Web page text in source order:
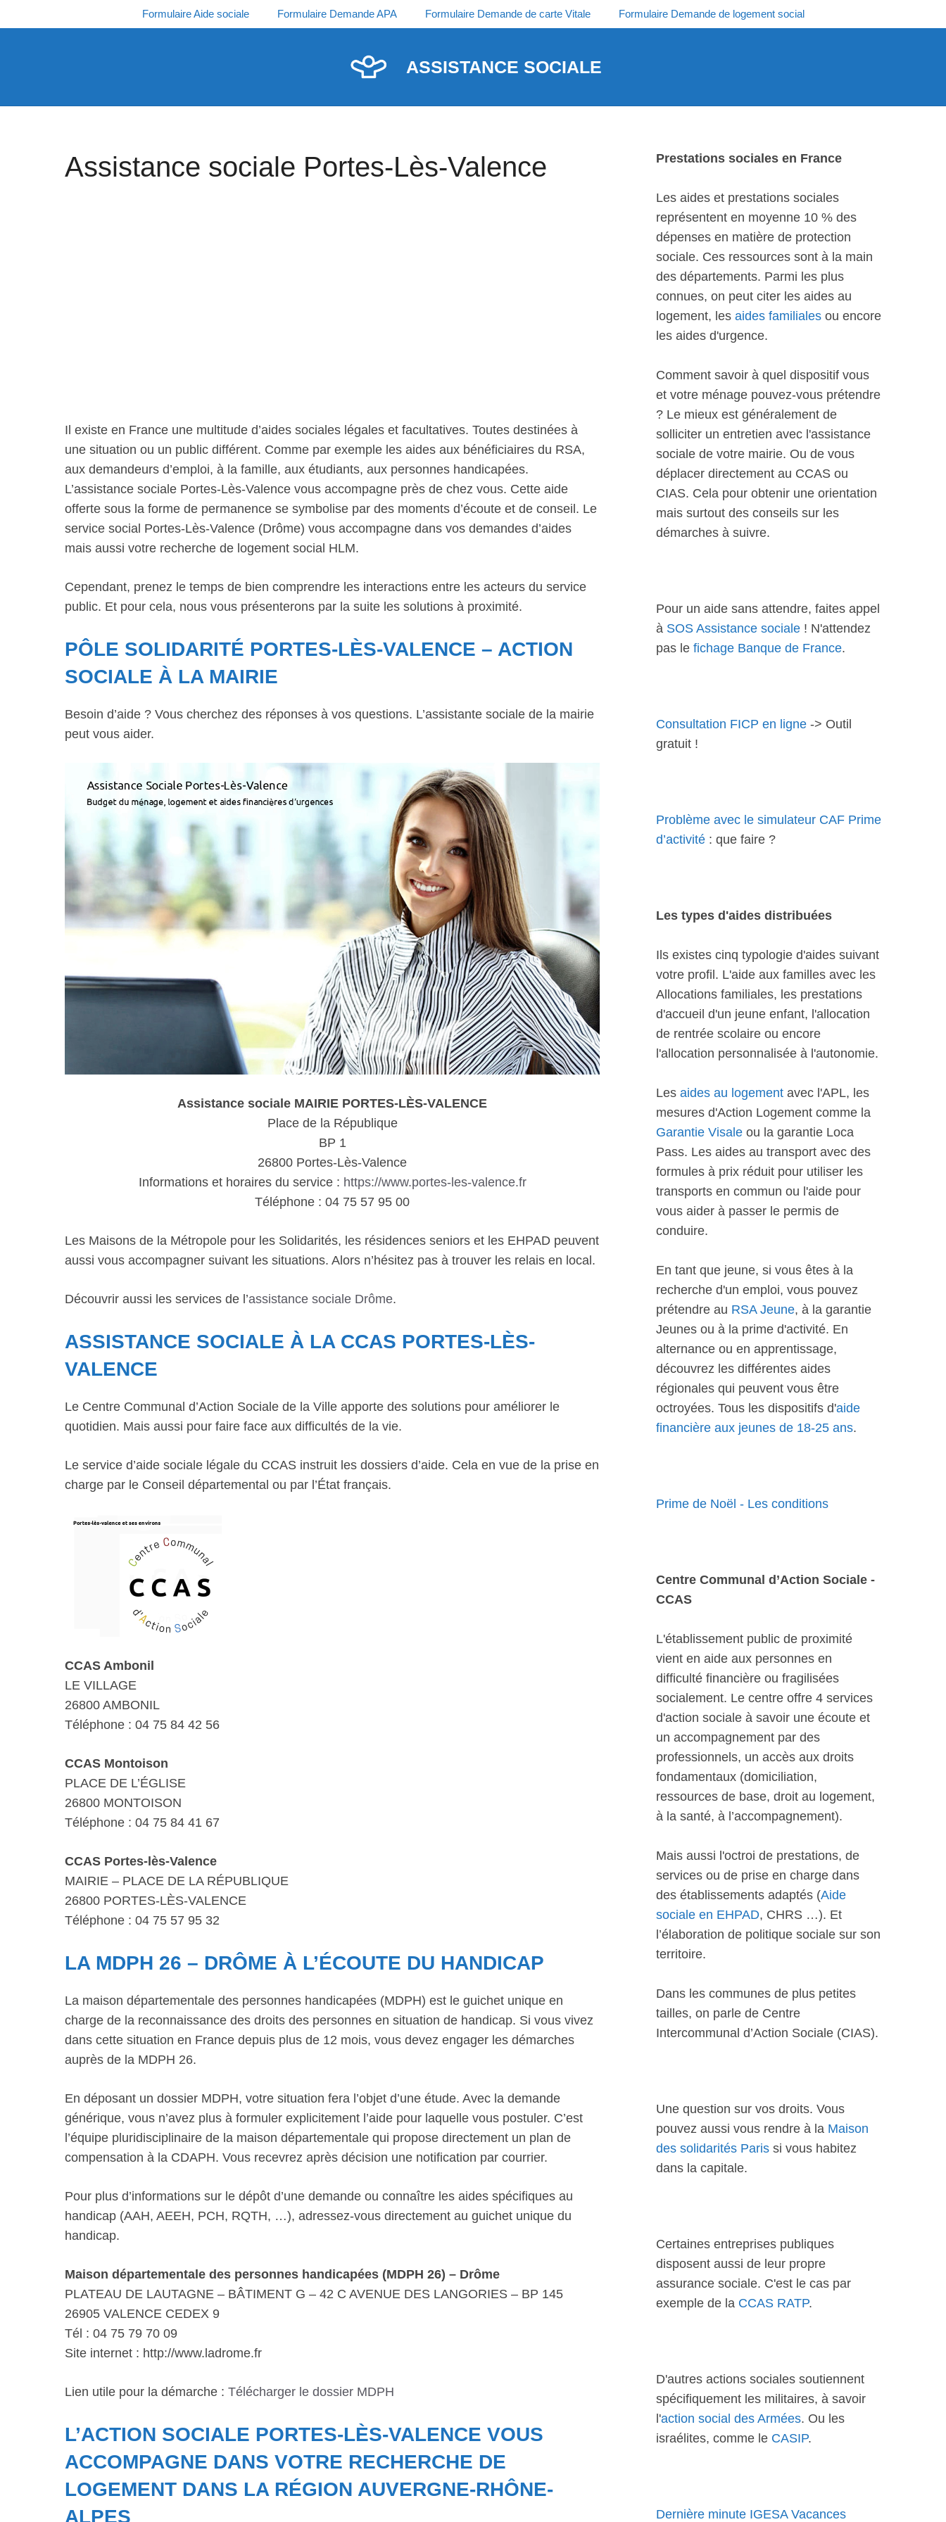
au
Formulaire Aide sociale Formulaire Demande APA Formulaire Demande de carte Vitale Formulaire Demande de logement social
ASSISTANCE SOCIALE
Assistance sociale Portes-Lès-Valence
Il existe en France une multitude d’aides sociales légales et facultatives. Toutes destinées à
une situation ou un public différent. Comme par exemple les aides aux bénéficiaires du RSA,
aux demandeurs d’emploi, à la famille, aux étudiants, aux personnes handicapées.
L’assistance sociale Portes-Lès-Valence vous accompagne près de chez vous. Cette aide
offerte sous la forme de permanence se symbolise par des moments d’écoute et de conseil. Le
service social Portes-Lès-Valence (Drôme) vous accompagne dans vos demandes d’aides
mais aussi votre recherche de logement social HLM.
Cependant, prenez le temps de bien comprendre les interactions entre les acteurs du service
public. Et pour cela, nous vous présenterons par la suite les solutions à proximité.
PÔLE SOLIDARITÉ PORTES-LÈS-VALENCE – ACTION
SOCIALE À LA MAIRIE
Besoin d’aide ? Vous cherchez des réponses à vos questions. L’assistante sociale de la mairie
peut vous aider.
Assistance sociale MAIRIE PORTES-LÈS-VALENCE
Place de la République
BP 1
26800 Portes-Lès-Valence
Informations et horaires du service : https://www.portes-les-valence.fr
Téléphone : 04 75 57 95 00
Les Maisons de la Métropole pour les Solidarités, les résidences seniors et les EHPAD peuvent
aussi vous accompagner suivant les situations. Alors n’hésitez pas à trouver les relais en local.
Découvrir aussi les services de l’assistance sociale Drôme.
ASSISTANCE SOCIALE À LA CCAS PORTES-LÈS-
VALENCE
Le Centre Communal d’Action Sociale de la Ville apporte des solutions pour améliorer le
quotidien. Mais aussi pour faire face aux difficultés de la vie.
Le service d’aide sociale légale du CCAS instruit les dossiers d’aide. Cela en vue de la prise en
charge par le Conseil départemental ou par l’État français.
CCAS Ambonil
LE VILLAGE
26800 AMBONIL
Téléphone : 04 75 84 42 56
CCAS Montoison
PLACE DE L’ÉGLISE
26800 MONTOISON
Téléphone : 04 75 84 41 67
CCAS Portes-lès-Valence
MAIRIE – PLACE DE LA RÉPUBLIQUE
26800 PORTES-LÈS-VALENCE
Téléphone : 04 75 57 95 32
LA MDPH 26 – DRÔME À L’ÉCOUTE DU HANDICAP
La maison départementale des personnes handicapées (MDPH) est le guichet unique en
charge de la reconnaissance des droits des personnes en situation de handicap. Si vous vivez
dans cette situation en France depuis plus de 12 mois, vous devez engager les démarches
auprès de la MDPH 26.
En déposant un dossier MDPH, votre situation fera l’objet d’une étude. Avec la demande
générique, vous n’avez plus à formuler explicitement l’aide pour laquelle vous postuler. C’est
l’équipe pluridisciplinaire de la maison départementale qui propose directement un plan de
compensation à la CDAPH. Vous recevrez après décision une notification par courrier.
Pour plus d’informations sur le dépôt d’une demande ou connaître les aides spécifiques au
handicap (AAH, AEEH, PCH, RQTH, …), adressez-vous directement au guichet unique du
handicap.
Maison départementale des personnes handicapées (MDPH 26) – Drôme
PLATEAU DE LAUTAGNE – BÂTIMENT G – 42 C AVENUE DES LANGORIES – BP 145
26905 VALENCE CEDEX 9
Tél : 04 75 79 70 09
Site internet : http://www.ladrome.fr
Lien utile pour la démarche : Télécharger le dossier MDPH
L’ACTION SOCIALE PORTES-LÈS-VALENCE VOUS
ACCOMPAGNE DANS VOTRE RECHERCHE DE
LOGEMENT DANS LA RÉGION AUVERGNE-RHÔNE-
ALPES
Prestations sociales en France
Les aides et prestations sociales
représentent en moyenne 10 % des
dépenses en matière de protection
sociale. Ces ressources sont à la main
des départements. Parmi les plus
connues, on peut citer les aides au
logement, les aides familiales ou encore
les aides d'urgence.
Comment savoir à quel dispositif vous
et votre ménage pouvez-vous prétendre
? Le mieux est généralement de
solliciter un entretien avec l'assistance
sociale de votre mairie. Ou de vous
déplacer directement au CCAS ou
CIAS. Cela pour obtenir une orientation
mais surtout des conseils sur les
démarches à suivre.
Pour un aide sans attendre, faites appel
à SOS Assistance sociale ! N'attendez
pas le fichage Banque de France.
Consultation FICP en ligne -> Outil
gratuit !
Problème avec le simulateur CAF Prime
d’activité : que faire ?
Les types d'aides distribuées
Ils existes cinq typologie d'aides suivant
votre profil. L'aide aux familles avec les
Allocations familiales, les prestations
d'accueil d'un jeune enfant, l'allocation
de rentrée scolaire ou encore
l'allocation personnalisée à l'autonomie.
Les aides au logement avec l'APL, les
mesures d'Action Logement comme la
Garantie Visale ou la garantie Loca
Pass. Les aides au transport avec des
formules à prix réduit pour utiliser les
transports en commun ou l'aide pour
vous aider à passer le permis de
conduire.
En tant que jeune, si vous êtes à la
recherche d'un emploi, vous pouvez
prétendre au RSA Jeune, à la garantie
Jeunes ou à la prime d'activité. En
alternance ou en apprentissage,
découvrez les différentes aides
régionales qui peuvent vous être
octroyées. Tous les dispositifs d'aide
financière aux jeunes de 18-25 ans.
Prime de Noël - Les conditions
Centre Communal d’Action Sociale -
CCAS
L'établissement public de proximité
vient en aide aux personnes en
difficulté financière ou fragilisées
socialement. Le centre offre 4 services
d'action sociale à savoir une écoute et
un accompagnement par des
professionnels, un accès aux droits
fondamentaux (domiciliation,
ressources de base, droit au logement,
à la santé, à l’accompagnement).
Mais aussi l'octroi de prestations, de
services ou de prise en charge dans
des établissements adaptés (Aide
sociale en EHPAD, CHRS …). Et
l’élaboration de politique sociale sur son
territoire.
Dans les communes de plus petites
tailles, on parle de Centre
Intercommunal d’Action Sociale (CIAS).
Une question sur vos droits. Vous
pouvez aussi vous rendre à la Maison
des solidarités Paris si vous habitez
dans la capitale.
Certaines entreprises publiques
disposent aussi de leur propre
assurance sociale. C'est le cas par
exemple de la CCAS RATP.
D'autres actions sociales soutiennent
spécifiquement les militaires, à savoir
l'action social des Armées. Ou les
israélites, comme le CASIP.
Dernière minute IGESA Vacances